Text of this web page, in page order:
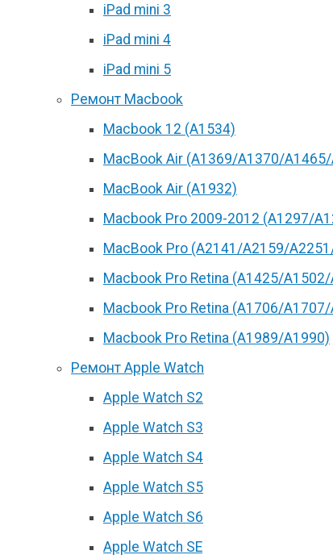
iPad mini 3
iPad mini 4
iPad mini 5
Ремонт Macbook
Macbook 12 (А1534)
MacBook Air (A1369/A1370/
MacBook Air (A1932)
Macbook Pro 2009-2012 (A1297/
MacBook Pro (А2141/А2159/
Macbook Pro Retina (А1425/
Macbook Pro Retina (А1706/
Macbook Pro Retina (А1989/A1990)
Ремонт Apple Watch
Apple Watch S2
Apple Watch S3
Apple Watch S4
Apple Watch S5
Apple Watch S6
Apple Watch SE